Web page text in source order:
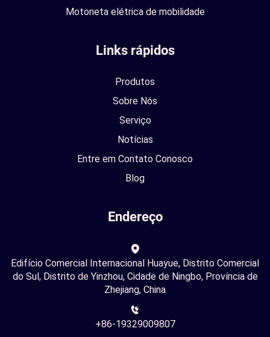
Motoneta elétrica de mobilidade
Links rápidos
Produtos
Sobre Nós
Serviço
Notícias
Entre em Contato Conosco
Blog
Endereço
Edifício Comercial Internacional Huayue, Distrito Comercial
do Sul, Distrito de Yinzhou, Cidade de Ningbo, Província de
Zhejiang, China
+86-19329009807